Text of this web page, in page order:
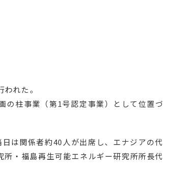
れた。
の柱事業（第1号認定事業）として位置づ
は関係者約40人が出席し、エナジアの代
・福島再生可能エネルギー研究所所長代